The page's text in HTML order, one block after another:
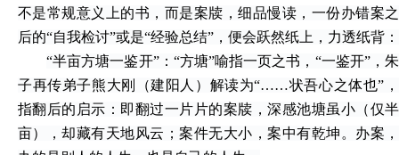
不是常规意义上的书，而是案牍，细品慢读，一份办错案之
后的“自我检讨”或是“经验总结”，便会跃然纸上，力透纸背：
“半亩方塘一鉴开”：“方塘”喻指一页之书，“一鉴开”，朱
子再传弟子熊大刚（建阳人）解读为“……状吾心之体也”，
指翻后的启示：即翻过一片片的案牍，深感池塘虽小（仅半
亩），却藏有天地风云；案件无大小，案中有乾坤。办案，